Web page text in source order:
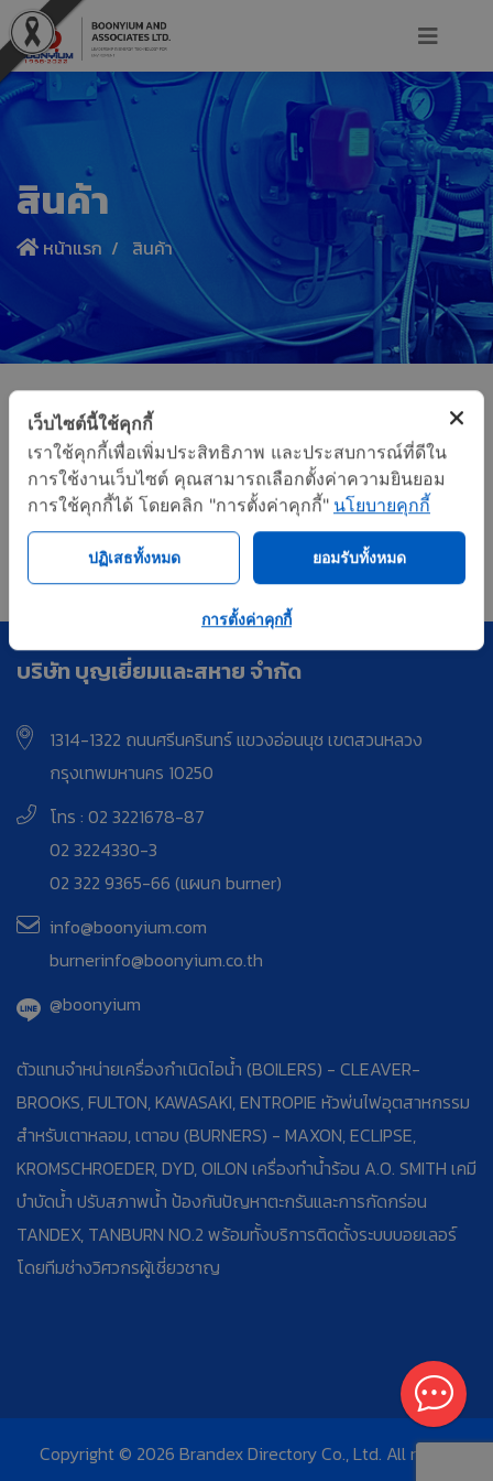
สินค้า
หน้าแรก สินค้า
First < 17 18 19
บริษัท บุญเยี่ยมและสหาย จำกัด
1314-1322 ถนนศรีนครินทร์ แขวงอ่อนนุช เขตสวนหลวง
กรุงเทพมหานคร 10250
โทร : 02 3221678-87
02 3224330-3
02 322 9365-66 (แผนก burner)
info@boonyium.com
burnerinfo@boonyium.co.th
@boonyium
ตัวแทนจำหน่ายเครื่องกำเนิดไอน้ำ (BOILERS) - CLEAVER-
BROOKS, FULTON, KAWASAKI, ENTROPIE หัวพ่นไฟอุตสาหกรรม
สำหรับเตาหลอม, เตาอบ (BURNERS) - MAXON, ECLIPSE,
KROMSCHROEDER, DYD, OILON เครื่องทำน้ำร้อน A.O. SMITH เคมี
บำบัดน้ำ ปรับสภาพน้ำ ป้องกันปัญหาตะกรันและการกัดกร่อน
TANDEX, TANBURN NO.2 พร้อมทั้งบริการติดตั้งระบบบอยเลอร์
โดยทีมช่างวิศวกรผู้เชี่ยวชาญ
Copyright © 2026 Brandex Directory Co., Ltd. All rights
เว็บไซต์นี้ใช้คุกกี้
เราใช้คุกกี้เพื่อเพิ่มประสิทธิภาพ และประสบการณ์ที่ดีใน
การใช้งานเว็บไซต์ คุณสามารถเลือกตั้งค่าความยินยอม
การใช้คุกกี้ได้ โดยคลิก "การตั้งค่าคุกกี้" นโยบายคุกกี้
ปฏิเสธทั้งหมด ยอมรับทั้งหมด
การตั้งค่าคุกกี้